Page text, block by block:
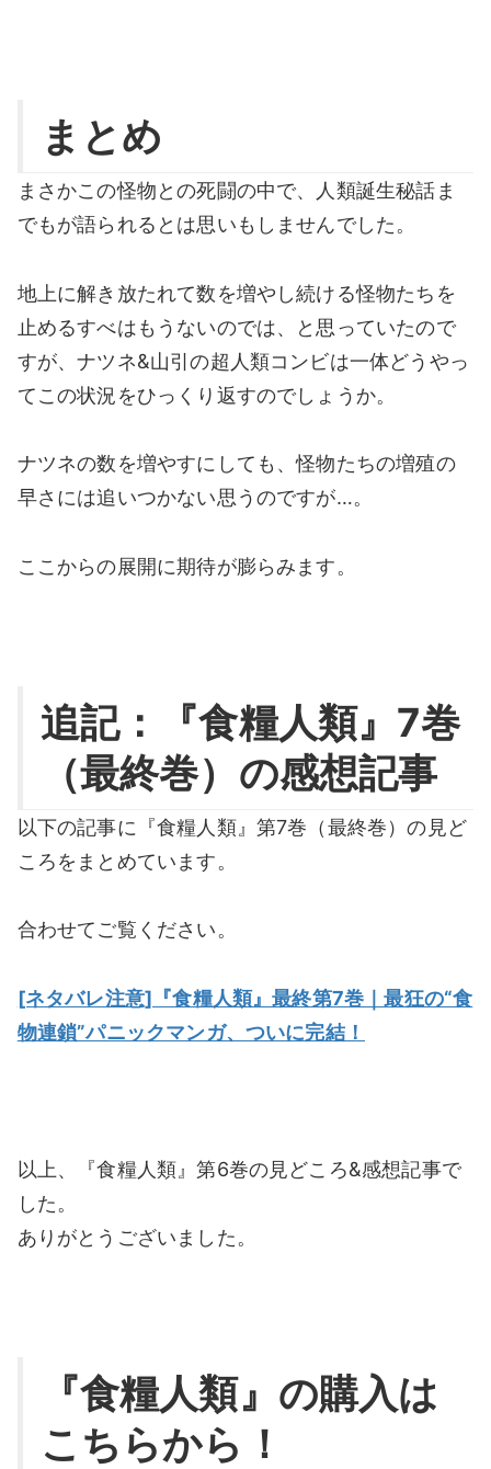
まとめ
まさかこの怪物との死闘の中で、人類誕生秘話ま
でもが語られるとは思いもしませんでした。
地上に解き放たれて数を増やし続ける怪物たちを
止めるすべはもうないのでは、と思っていたので
すが、ナツネ&山引の超人類コンビは一体どうやっ
てこの状況をひっくり返すのでしょうか。
ナツネの数を増やすにしても、怪物たちの増殖の
早さには追いつかない思うのですが…。
ここからの展開に期待が膨らみます。
追記：『食糧人類』7巻
（最終巻）の感想記事
以下の記事に『食糧人類』第7巻（最終巻）の見ど
ころをまとめています。
合わせてご覧ください。
[ネタバレ注意]『食糧人類』最終第7巻｜最狂の“食
物連鎖”パニックマンガ、ついに完結！
以上、『食糧人類』第6巻の見どころ&感想記事で
した。
ありがとうございました。
『食糧人類』の購入は
こちらから！